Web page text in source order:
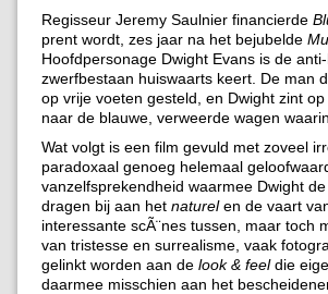
Regisseur Jeremy Saulnier financierde
prent wordt, zes jaar na het bejubelde
Hoofdpersonage Dwight Evans is de
zwerfbestaan huiswaarts keert. De man
op vrije voeten gesteld, en Dwight zint op
naar de blauwe, verweerde wagen
Wat volgt is een film gevuld met zoveel
paradoxaal genoeg helemaal
vanzelfsprekendheid waarmee Dwight
dragen bij aan het naturelen de vaart
interessante scÃ¨nes tussen, maar toch
van tristesse en surrealisme, vaak
gelinkt worden aan de look & feeldie
daarmee misschien aan het